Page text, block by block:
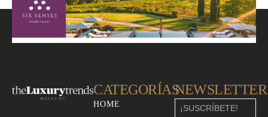
CATEGORÍAS
HOME
NEWSLETTER